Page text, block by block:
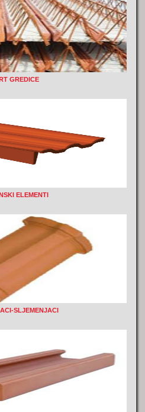
GREDICE
ELEMENTI
SLJEMENJACI